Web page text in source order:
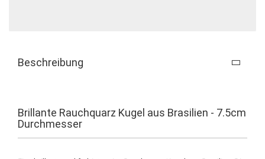
Beschreibung
Brillante Rauchquarz Kugel aus Brasilien - 7.5cm
Durchmesser